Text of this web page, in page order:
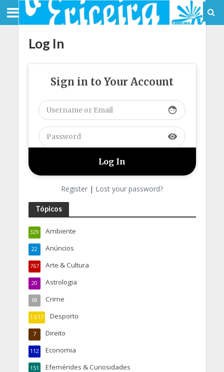
Log In
Sign in to Your Account
face
visibility
Register | Lost your password?
Tópicos
Ambiente
329
Anúncios
22
Arte & Cultura
767
Astrologia
20
Crime
68
Desporto
1.017
Direito
7
Economia
112
Efemérides & Curiosidades
151